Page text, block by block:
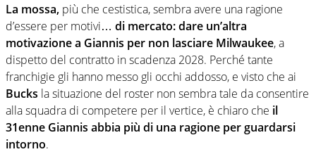
La mossa, più che cestistica, sembra avere una ragione
d’essere per motivi… di mercato:dare un’altra
motivazione a Giannis per non lasciare Milwaukee, a
dispetto del contratto in scadenza 2028. Perché tante
franchigie gli hanno messo gli occhi addosso, e visto che ai
Bucks la situazione del roster non sembra tale da consentire
alla squadra di competere per il vertice, è chiaro che il
31enne Giannis abbia più di una ragione per guardarsi
intorno.